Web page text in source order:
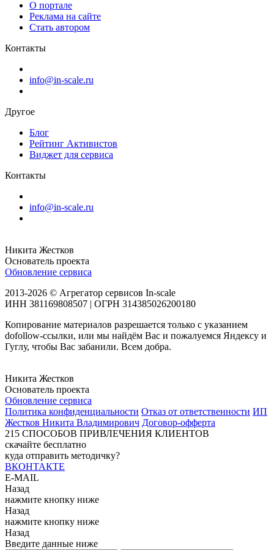
О портале
Реклама на сайте
Стать автором
Контакты
info@in-scale.ru
Другое
Блог
Рейтинг Активистов
Виджет для сервиса
Контакты
info@in-scale.ru
Никита Жестков
Основатель проекта
Обновление сервиса
2013-2026 © Агрегатор сервисов In-scale
ИНН 381169808507 | ОГРН 314385026200180
Копирование материалов разрешается только с указанием
dofollow-ссылки, или мы найдём Вас и пожалуемся Яндексу и
Гуглу, чтобы Вас забанили. Всем добра.
Никита Жестков
Основатель проекта
Обновление сервиса
Политика конфиденциальности Отказ от ответственности ИП
Жестков Никита Владимирович Договор-офферта
215 СПОСОБОВ ПРИВЛЕЧЕНИЯ КЛИЕНТОВ
скачайте бесплатно
куда отправить методичку?
ВКОНТАКТЕ
E-MAIL
Назад
нажмите кнопку ниже
Назад
нажмите кнопку ниже
Назад
Введите данные ниже